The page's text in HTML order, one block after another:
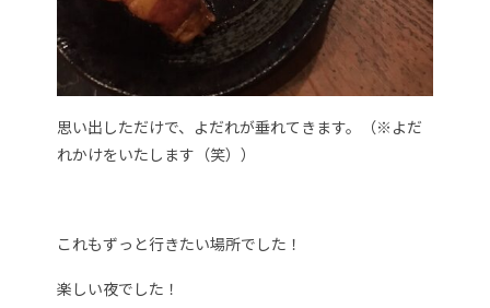
思い出しただけで、よだれが垂れてきます。（※よだ
れかけをいたします（笑））
これもずっと行きたい場所でした！
楽しい夜でした！